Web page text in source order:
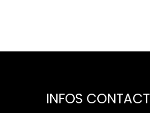
INFOS CONTACT